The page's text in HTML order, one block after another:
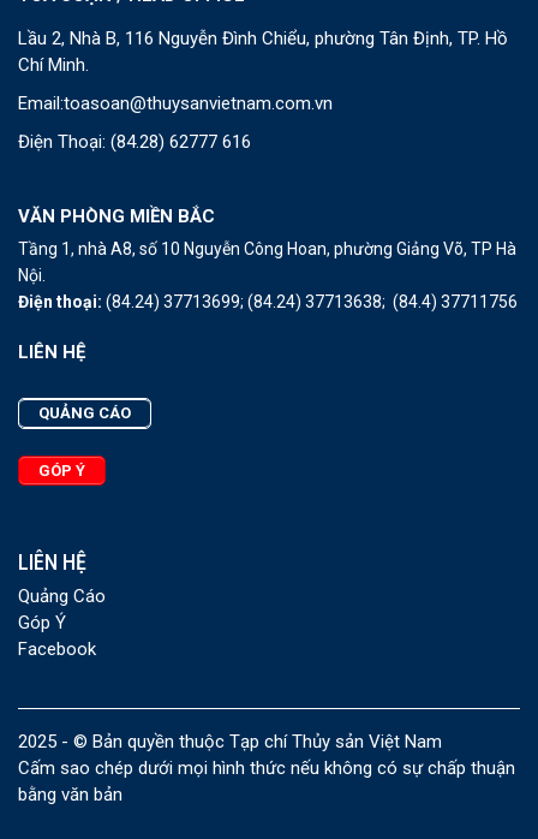
Lầu 2, Nhà B, 116 Nguyễn Đình Chiểu, phường Tân Định, TP. Hồ
Chí Minh.
Email:toasoan@thuysanvietnam.com.vn
Điện Thoại: (84.28) 62777 616
VĂN PHÒNG MIỀN BẮC
Tầng 1, nhà A8, số 10 Nguyễn Công Hoan, phường Giảng Võ, TP Hà
Nội.
Điện thoại: (84.24) 37713699; (84.24) 37713638; (84.4) 37711756
LIÊN HỆ
QUẢNG CÁO
GÓP Ý
LIÊN HỆ
Quảng Cáo
Góp Ý
Facebook
2025 - © Bản quyền thuộc Tạp chí Thủy sản Việt Nam
Cấm sao chép dưới mọi hình thức nếu không có sự chấp thuận
bằng văn bản